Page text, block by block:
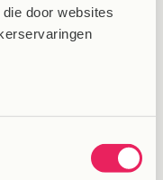
door websites